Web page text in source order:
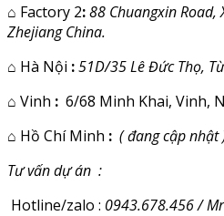
⌂ Factory 2:88 Chuangxin Road,
Zhejiang China.
⌂ Hà Nội :51D/35 Lê Đức Thọ,
⌂ Vinh : 6/68 Minh Khai, Vinh,
⌂ Hồ Chí Minh : ( đang cập nhật
Tư vấn dự án :
Hotline/zalo : 0943.678.456 /